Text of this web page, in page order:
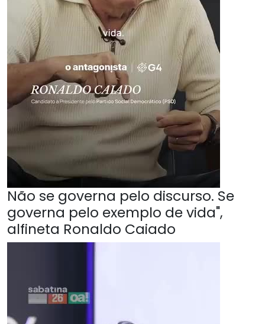
Não se governa pelo discurso. Se
governa pelo exemplo de vida",
alfineta Ronaldo Caiado